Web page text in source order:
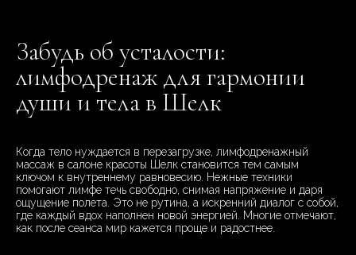
Забудь об усталости:
лимфодренаж для гармонии
души и тела в Шелк
Когда тело нуждается в перезагрузке, лимфодренажный
массаж в салоне красоты Шелк становится тем самым
ключом к внутреннему равновесию. Нежные техники
помогают лимфе течь свободно, снимая напряжение и даря
ощущение полета. Это не рутина, а искренний диалог с собой,
где каждый вдох наполнен новой энергией. Многие отмечают,
как после сеанса мир кажется проще и радостнее.